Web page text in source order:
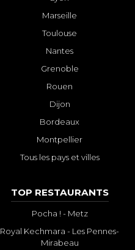
Marseille
Toulouse
Nantes
Grenoble
Rouen
Dijon
Bordeaux
Montpellier
Tous les pays et villes
TOP RESTAURANTS
Pocha ! - Metz
Royal Kechmara - Les Pennes-
Mirabeau